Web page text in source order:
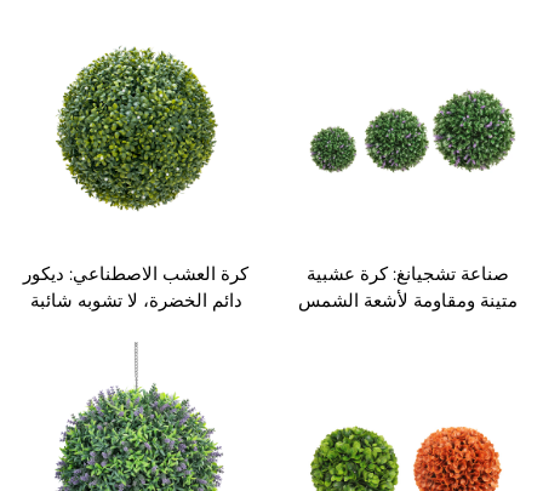
صناعة تشجيانغ: كرة عشبية
متينة ومقاومة لأشعة الشمس
كرة العشب الاصطناعي: ديكور
دائم الخضرة، لا تشوبه شائبة